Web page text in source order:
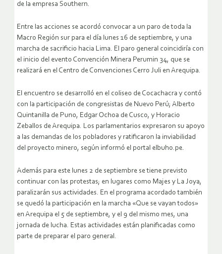
de la empresa Southern.
Entre las acciones se acordó convocar a un paro de toda la
Macro Región sur para el día lunes 16 de septiembre, y una
marcha de sacrificio hacia Lima. El paro general coincidiría con
el inicio del evento Convención Minera Perumin 34, que se
realizará en el Centro de Convenciones Cerro Juli en Arequipa.
El encuentro se desarrolló en el coliseo de Cocachacra y contó
con la participación de congresistas de Nuevo Perú; Alberto
Quintanilla de Puno, Edgar Ochoa de Cusco, y Horacio
Zeballos de Arequipa. Los parlamentarios expresaron su apoyo
a las demandas de los pobladores y ratificaron la inviabilidad
del proyecto minero, según informó el portal elbuho.pe.
Además para este lunes 2 de septiembre se tiene previsto
continuar con las protestas; en lugares como Majes y La Joya,
paralizarán sus actividades. En el programa acordado también
se quedó la participación en la marcha «Que se vayan todos»
en Arequipa el 5 de septiembre, y el 9 del mismo mes, una
jornada de lucha. Estas actividades están planificadas como
parte de preparar el paro general.